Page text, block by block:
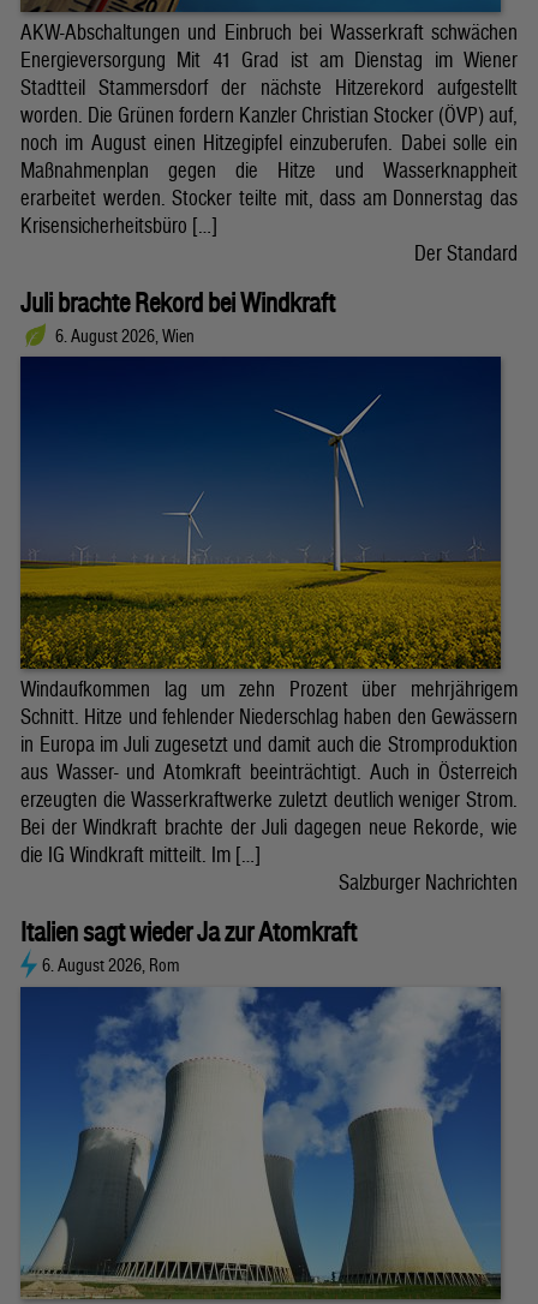
AKW-Abschaltungen und Einbruch bei Wasserkraft schwächen
Energieversorgung Mit 41 Grad ist am Dienstag im Wiener
Stadtteil Stammersdorf der nächste Hitzerekord aufgestellt
worden. Die Grünen fordern Kanzler Christian Stocker (ÖVP) auf,
noch im August einen Hitzegipfel einzuberufen. Dabei solle ein
Maßnahmenplan gegen die Hitze und Wasserknappheit
erarbeitet werden. Stocker teilte mit, dass am Donnerstag das
Krisensicherheitsbüro […]
Der Standard
Juli brachte Rekord bei Windkraft
6. August 2026, Wien
Windaufkommen lag um zehn Prozent über mehrjährigem
Schnitt. Hitze und fehlender Niederschlag haben den Gewässern
in Europa im Juli zugesetzt und damit auch die Stromproduktion
aus Wasser- und Atomkraft beeinträchtigt. Auch in Österreich
erzeugten die Wasserkraftwerke zuletzt deutlich weniger Strom.
Bei der Windkraft brachte der Juli dagegen neue Rekorde, wie
die IG Windkraft mitteilt. Im […]
Salzburger Nachrichten
Italien sagt wieder Ja zur Atomkraft
6. August 2026, Rom